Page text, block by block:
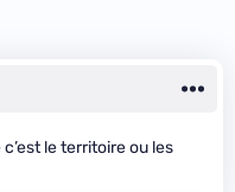
le territoire ou les